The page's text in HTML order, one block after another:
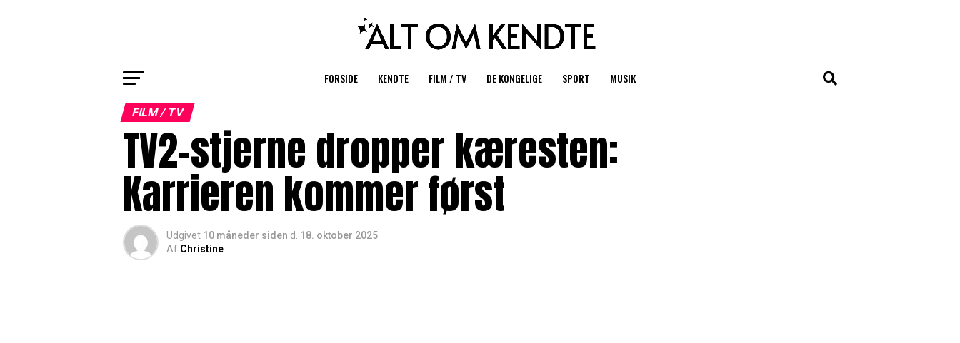
FORSIDE KENDTE FILM / TV DE KONGELIGE SPORT MUSIK
FILM / TV
TV2-stjerne dropper kæresten:
Karrieren kommer først
Udgivet 10 måneder siden d. 18. oktober 2025
Af Christine